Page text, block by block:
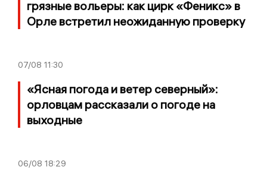
грязные вольеры: как цирк «Феникс» в
Орле встретил неожиданную проверку
07/08 11:30
«Ясная погода и ветер северный»:
орловцам рассказали о погоде на
выходные
06/08 18:29